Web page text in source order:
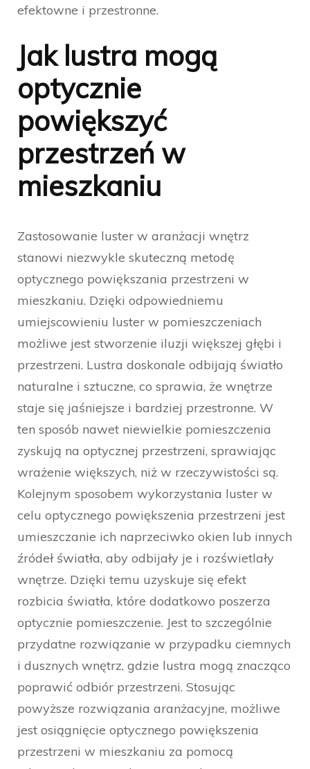
efektowne i przestronne.
Jak lustra mogą
optycznie
powiększyć
przestrzeń w
mieszkaniu
Zastosowanie luster w aranżacji wnętrz
stanowi niezwykle skuteczną metodę
optycznego powiększania przestrzeni w
mieszkaniu. Dzięki odpowiedniemu
umiejscowieniu luster w pomieszczeniach
możliwe jest stworzenie iluzji większej głębi i
przestrzeni. Lustra doskonale odbijają światło
naturalne i sztuczne, co sprawia, że wnętrze
staje się jaśniejsze i bardziej przestronne. W
ten sposób nawet niewielkie pomieszczenia
zyskują na optycznej przestrzeni, sprawiając
wrażenie większych, niż w rzeczywistości są.
Kolejnym sposobem wykorzystania luster w
celu optycznego powiększenia przestrzeni jest
umieszczanie ich naprzeciwko okien lub innych
źródeł światła, aby odbijały je i rozświetlały
wnętrze. Dzięki temu uzyskuje się efekt
rozbicia światła, które dodatkowo poszerza
optycznie pomieszczenie. Jest to szczególnie
przydatne rozwiązanie w przypadku ciemnych
i dusznych wnętrz, gdzie lustra mogą znacząco
poprawić odbiór przestrzeni. Stosując
powyższe rozwiązania aranżacyjne, możliwe
jest osiągnięcie optycznego powiększenia
przestrzeni w mieszkaniu za pomocą